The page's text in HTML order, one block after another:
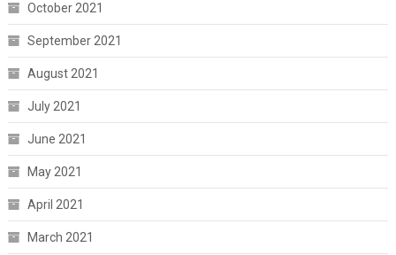
October 2021
September 2021
August 2021
July 2021
June 2021
May 2021
April 2021
March 2021